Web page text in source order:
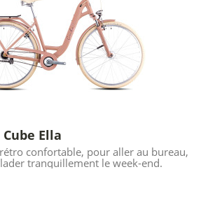
Ella
confortable, pour aller au bureau,
tranquillement le week-end.